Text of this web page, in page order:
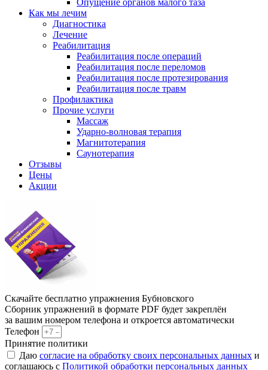
Опущение органов малого таза
Как мы лечим
Диагностика
Лечение
Реабилитация
Реабилитация после операций
Реабилитация после переломов
Реабилитация после протезирования
Реабилитация после травм
Профилактика
Прочие услуги
Массаж
Ударно-волновая терапия
Магнитотерапия
Саунотерапия
Отзывы
Цены
Акции
Скачайте бесплатно упражнения Бубновского
Сборник упражнений в формате PDF будет закреплён
за вашим номером телефона и откроется автоматически
Телефон
Принятие политики
Даю согласие на обработку своих персональных данных и
соглашаюсь с Политикой обработки персональных данных